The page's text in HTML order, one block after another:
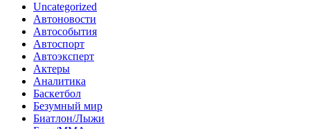
Uncategorized
Автоновости
Автособытия
Автоспорт
Автоэксперт
Актеры
Аналитика
Баскетбол
Безумный мир
Биатлон/Лыжи